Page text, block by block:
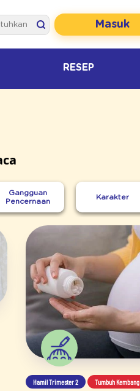
Masuk
RESEP
Gangguan
Pencernaan
Karakter
Hamil Trimester 2 Tumbuh Kembang